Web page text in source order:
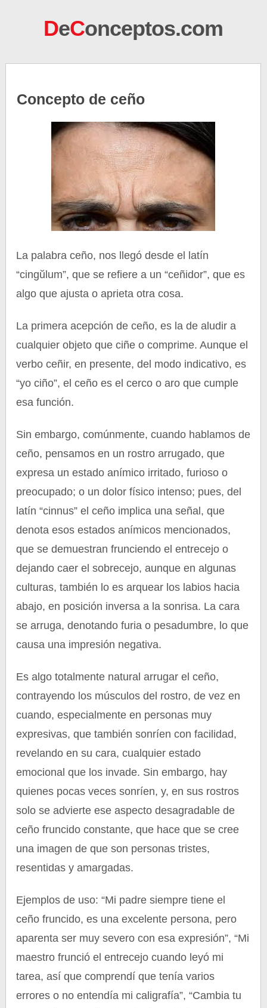
DeConceptos.com
Concepto de ceño
La palabra ceño, nos llegó desde el latín
“cingŭlum”, que se refiere a un “ceñidor”, que es
algo que ajusta o aprieta otra cosa.
La primera acepción de ceño, es la de aludir a
cualquier objeto que ciñe o comprime. Aunque el
verbo ceñir, en presente, del modo indicativo, es
“yo ciño”, el ceño es el cerco o aro que cumple
esa función.
Sin embargo, comúnmente, cuando hablamos de
ceño, pensamos en un rostro arrugado, que
expresa un estado anímico irritado, furioso o
preocupado; o un dolor físico intenso; pues, del
latín “cinnus” el ceño implica una señal, que
denota esos estados anímicos mencionados,
que se demuestran frunciendo el entrecejo o
dejando caer el sobrecejo, aunque en algunas
culturas, también lo es arquear los labios hacia
abajo, en posición inversa a la sonrisa. La cara
se arruga, denotando furia o pesadumbre, lo que
causa una impresión negativa.
Es algo totalmente natural arrugar el ceño,
contrayendo los músculos del rostro, de vez en
cuando, especialmente en personas muy
expresivas, que también sonríen con facilidad,
revelando en su cara, cualquier estado
emocional que los invade. Sin embargo, hay
quienes pocas veces sonríen, y, en sus rostros
solo se advierte ese aspecto desagradable de
ceño fruncido constante, que hace que se cree
una imagen de que son personas tristes,
resentidas y amargadas.
Ejemplos de uso: “Mi padre siempre tiene el
ceño fruncido, es una excelente persona, pero
aparenta ser muy severo con esa expresión”, “Mi
maestro frunció el entrecejo cuando leyó mi
tarea, así que comprendí que tenía varios
errores o no entendía mi caligrafía”, “Cambia tu